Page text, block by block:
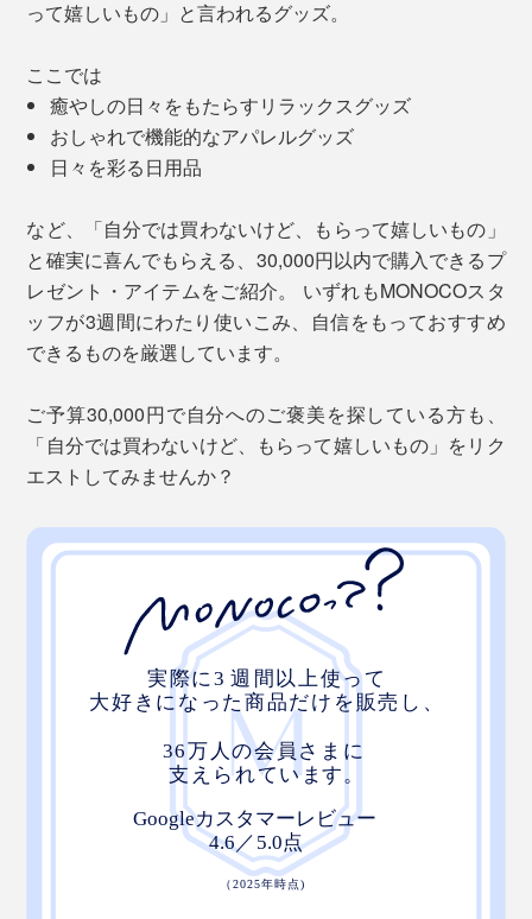
って嬉しいもの」と言われるグッズ。
ここでは
癒やしの日々をもたらすリラックスグッズ
おしゃれで機能的なアパレルグッズ
日々を彩る日用品
など、「自分では買わないけど、もらって嬉しいもの」
と確実に喜んでもらえる、30,000円以内で購入できるプ
レゼント・アイテムをご紹介。 いずれもMONOCOスタ
ッフが3週間にわたり使いこみ、自信をもっておすすめ
できるものを厳選しています。
ご予算30,000円で自分へのご褒美を探している方も、
「自分では買わないけど、もらって嬉しいもの」をリク
エストしてみませんか？